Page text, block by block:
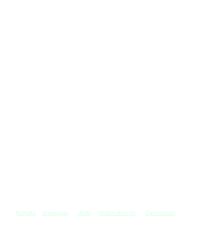
Kontakt Impressum AGB Widerrufsrecht Datenschutz